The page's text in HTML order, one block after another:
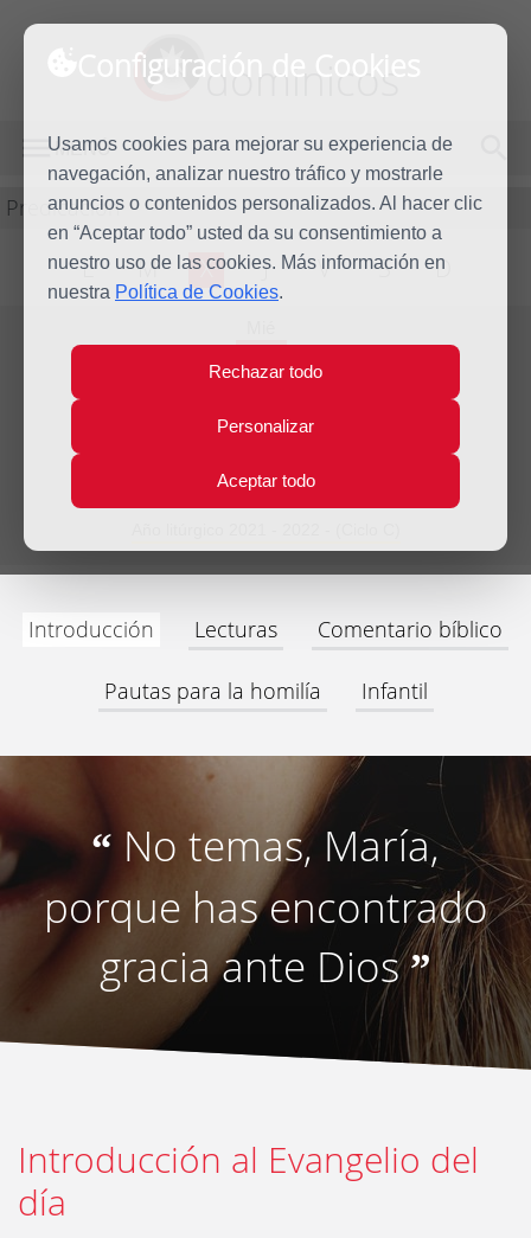
Configuración de Cookies
Usamos cookies para mejorar su experiencia de
navegación, analizar nuestro tráfico y mostrarle
anuncios o contenidos personalizados. Al hacer clic
en “Aceptar todo” usted da su consentimiento a
nuestro uso de las cookies. Más información en
nuestra Política de Cookies.
Rechazar todo
Personalizar
Aceptar todo
dominicos
MENÚ
Predicación
L M X J V S D
8
Dic
Homilía La Inmaculada
Concepción
Introducción Lecturas Comentario bíblico
Pautas para la homilía Infantil
“ No temas, María,
porque has encontrado
gracia ante Dios”
Introducción al Evangelio del
día